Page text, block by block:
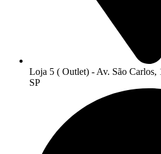
Loja 5 ( Outlet) - Av. São Carlos,
SP